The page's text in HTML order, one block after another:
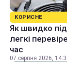
КОРИСНЕ
Як швидко
легкі
час
07 серпня 2026,